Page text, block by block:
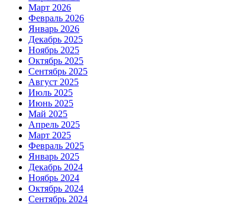
Март 2026
Февраль 2026
Январь 2026
Декабрь 2025
Ноябрь 2025
Октябрь 2025
Сентябрь 2025
Август 2025
Июль 2025
Июнь 2025
Май 2025
Апрель 2025
Март 2025
Февраль 2025
Январь 2025
Декабрь 2024
Ноябрь 2024
Октябрь 2024
Сентябрь 2024